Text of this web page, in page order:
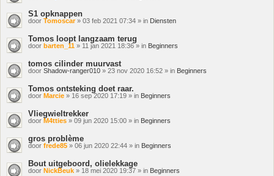
S1 opknappen
door Tomoscar» 03 feb 2021 07:34 » in Diensten
Tomos loopt langzaam terug
door barten_11 » 11 jan 2021 18:36 » in Beginners
tomos cilinder muurvast
door Shadow-ranger010 » 23 nov 2020 16:52 » in Beginners
Tomos ontsteking doet raar.
door Marcie » 16 sep 2020 17:19 » in Beginners
Vliegwieltrekker
door M4tties » 09 jun 2020 15:00 » in Beginners
gros problème
door frede85 » 06 jun 2020 22:44 » in Beginners
Bout uitgeboord, olielekkage
door NickBeuk » 18 mei 2020 19:37 » in Beginners